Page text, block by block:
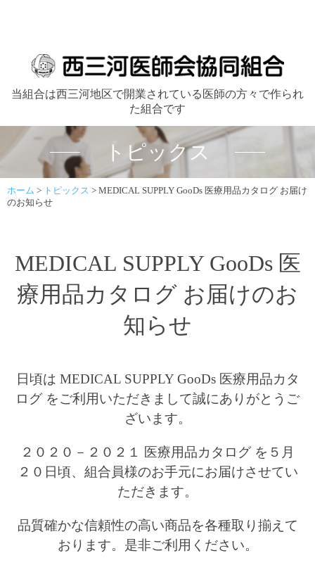
当組合は西三河地区で開業されている医師の方々で作られ
た組合です
トピックス
ホーム > トピックス > MEDICAL SUPPLY GooDs 医療用品カタログ お届け
のお知らせ
MEDICAL SUPPLY GooDs 医
療用品カタログ お届けのお
知らせ
日頃は MEDICAL SUPPLY GooDs 医療用品カタ
ログ をご利用いただきまして誠にありがとうご
ざいます。
２０２０－２０２１ 医療用品カタログ を５月
２０日頃、組合員様のお手元にお届けさせてい
ただきます。
品質確かな信頼性の高い商品を各種取り揃えて
おります。是非ご利用ください。